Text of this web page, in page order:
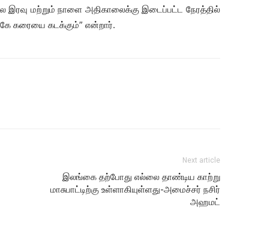
இரவு மற்றும் நாளை அதிகாலைக்கு இடைப்பட்ட நேரத்தில்
கரையை கடக்கும்” என்றார்.
Next article
இலங்கை தற்போது எல்லை தாண்டிய காற்று
மாசுபாட்டிற்கு உள்ளாகியுள்ளது-அமைச்சர் நசிர்
அஹமட்